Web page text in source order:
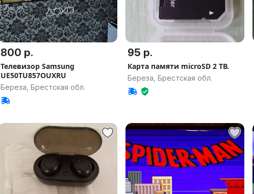
800 р.
Телевизор Samsung
UE50TU857OUXRU
Береза, Брестская обл.
95 р.
Карта памяти microSD 2 ТВ.
Береза, Брестская обл.